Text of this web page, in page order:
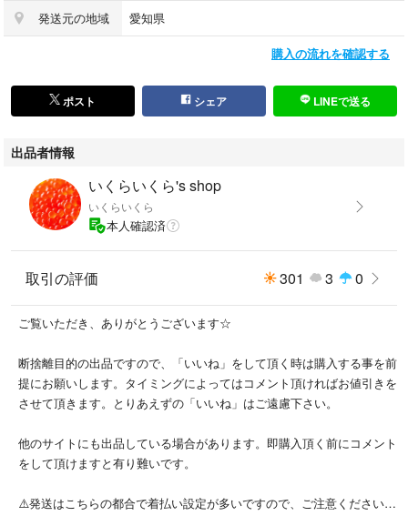
発送元の地域 愛知県
購入の流れを確認する
ポスト シェア LINEで送る
出品者情報
いくらいくら's shop
いくらいくら
本人確認済
取引の評価 301 3 0
ご覧いただき、ありがとうございます☆
断捨離目的の出品ですので、「いいね」をして頂く時は購入する事を前
提にお願いします。タイミングによってはコメント頂ければお値引きを
させて頂きます。とりあえずの「いいね」はご遠慮下さい。
他のサイトにも出品している場合があります。即購入頂く前にコメント
をして頂けますと有り難いです。
⚠️発送はこちらの都合で着払い設定が多いですので、ご注意ください。